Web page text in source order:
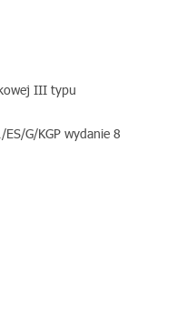
III typu
G/KGP wydanie 8